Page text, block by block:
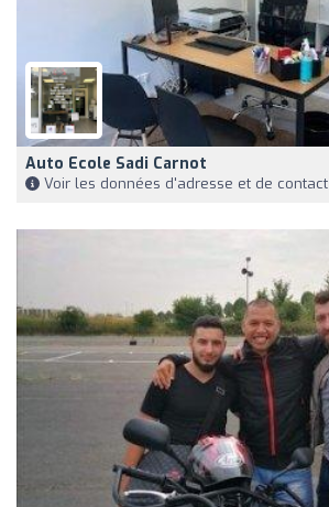
Auto Ecole Sadi Carnot
Voir les données d'adresse et de contact